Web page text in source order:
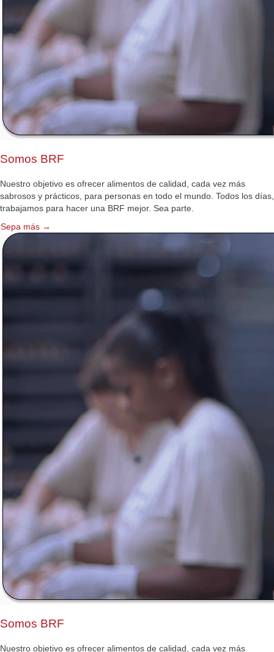
Somos BRF
Nuestro objetivo es ofrecer alimentos de calidad, cada vez más
sabrosos y prácticos, para personas en todo el mundo. Todos los días,
trabajamos para hacer una BRF mejor. Sea parte.
Sepa más →
Somos BRF
Nuestro objetivo es ofrecer alimentos de calidad, cada vez más